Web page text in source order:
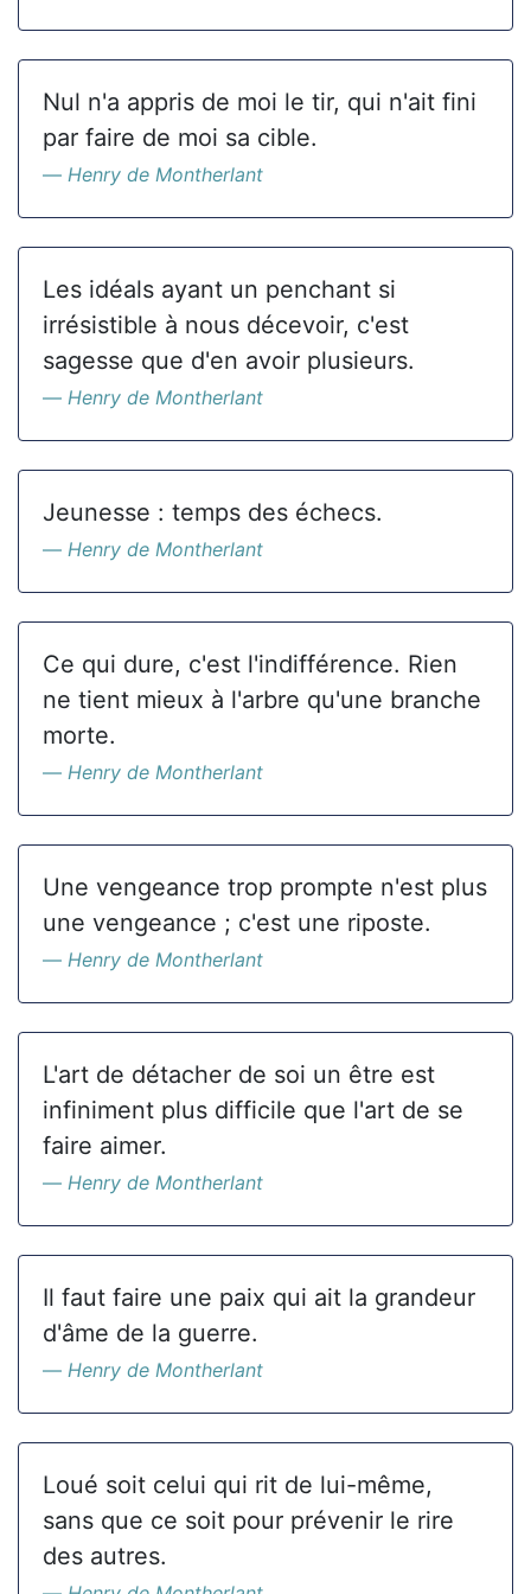
Nul n'a appris de moi le tir, qui n'ait fini
par faire de moi sa cible.
Henry de Montherlant
Les idéals ayant un penchant si
irrésistible à nous décevoir, c'est
sagesse que d'en avoir plusieurs.
Henry de Montherlant
Jeunesse : temps des échecs.
Henry de Montherlant
Ce qui dure, c'est l'indifférence. Rien
ne tient mieux à l'arbre qu'une branche
morte.
Henry de Montherlant
Une vengeance trop prompte n'est plus
une vengeance ; c'est une riposte.
Henry de Montherlant
L'art de détacher de soi un être est
infiniment plus difficile que l'art de se
faire aimer.
Henry de Montherlant
Il faut faire une paix qui ait la grandeur
d'âme de la guerre.
Henry de Montherlant
Loué soit celui qui rit de lui-même,
sans que ce soit pour prévenir le rire
des autres.